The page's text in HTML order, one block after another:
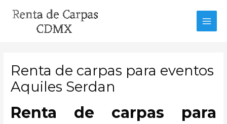
Renta de carpas para eventos
Aquiles Serdan
Renta de carpas para